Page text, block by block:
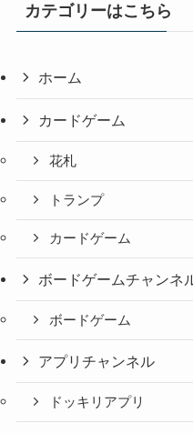
カテゴリーはこちら
ホーム
カードゲーム
花札
トランプ
カードゲーム
ボードゲームチャンネ
ボードゲーム
アプリチャンネル
ドッキリアプリ